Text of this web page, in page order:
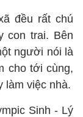
đều rất chú
con trai. Bên
người nói là
cho tới cùng,
làm việc nhà.
Sinh - Lý